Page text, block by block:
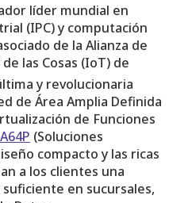
líder mundial en
(IPC) y computación
de la Alianza de
las Cosas (IoT) de
y revolucionaria
de Área Amplia Definida
de Funciones
(Soluciones
compacto y las ricas
a los clientes una
en sucursales,